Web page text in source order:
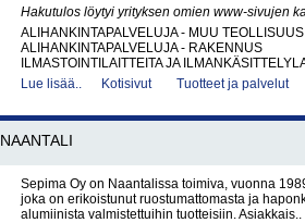
Hakutulos löytyi yrityksen omien www-sivujen
ALIHANKINTAPALVELUJA - MUU TEOLLISUUS
ALIHANKINTAPALVELUJA - RAKENNUS
ILMASTOINTILAITTEITA JA
Lue lisää..
Kotisivut Tuotteet ja palvelut
NAANTALI
Sepima Oy on Naantalissa toimiva, vuonna
joka on erikoistunut ruostumattomasta ja
alumiinista valmistettuihin tuotteisiin. Asiakkais..